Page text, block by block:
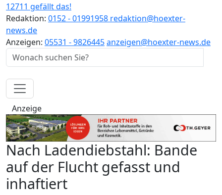
12711 gefällt das!
Redaktion: 0152 - 01991958 redaktion@hoexter-
news.de
Anzeigen: 05531 - 9826445anzeigen@hoexter-news.de
Anzeige
Nach Ladendiebstahl: Bande
auf der Flucht gefasst und
inhaftiert